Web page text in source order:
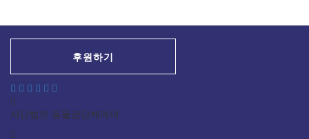
후원하기
사단법인 동물권단체케어